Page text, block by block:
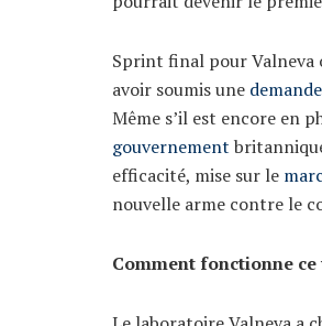
Sprint final pour Valneva
avoir soumis une demande
Même s’il est encore en
gouvernement
efficacité, mise sur le
nouvelle arme contre le
Comment fonctionne ce